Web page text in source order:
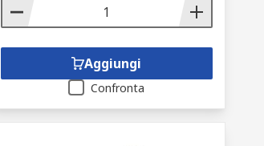
Aggiungi
Confronta